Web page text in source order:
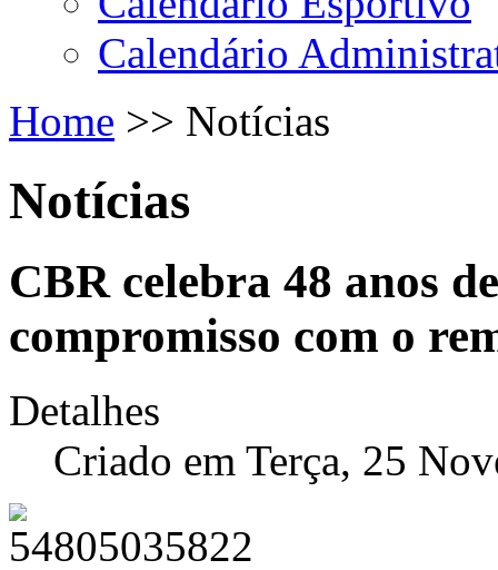
Calendário
Home >> Notícias
Notícias
CBR celebra 48 anos
compromisso com o
Detalhes
Criado em Terça, 25